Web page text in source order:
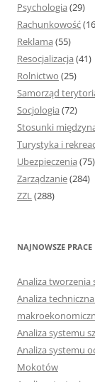
Psychologia (29)
Rachunkowość
Reklama (55)
Resocjalizacja (41)
Rolnictwo (25)
Samorząd
Socjologia (72)
Stosunki
Turystyka i
Ubezpieczenia (75)
Zarządzanie(284)
ZZL(288)
NAJNOWSZE PRACE
Analiza
Analiza
Analiza systemu
Analiza systemu
Mokotów